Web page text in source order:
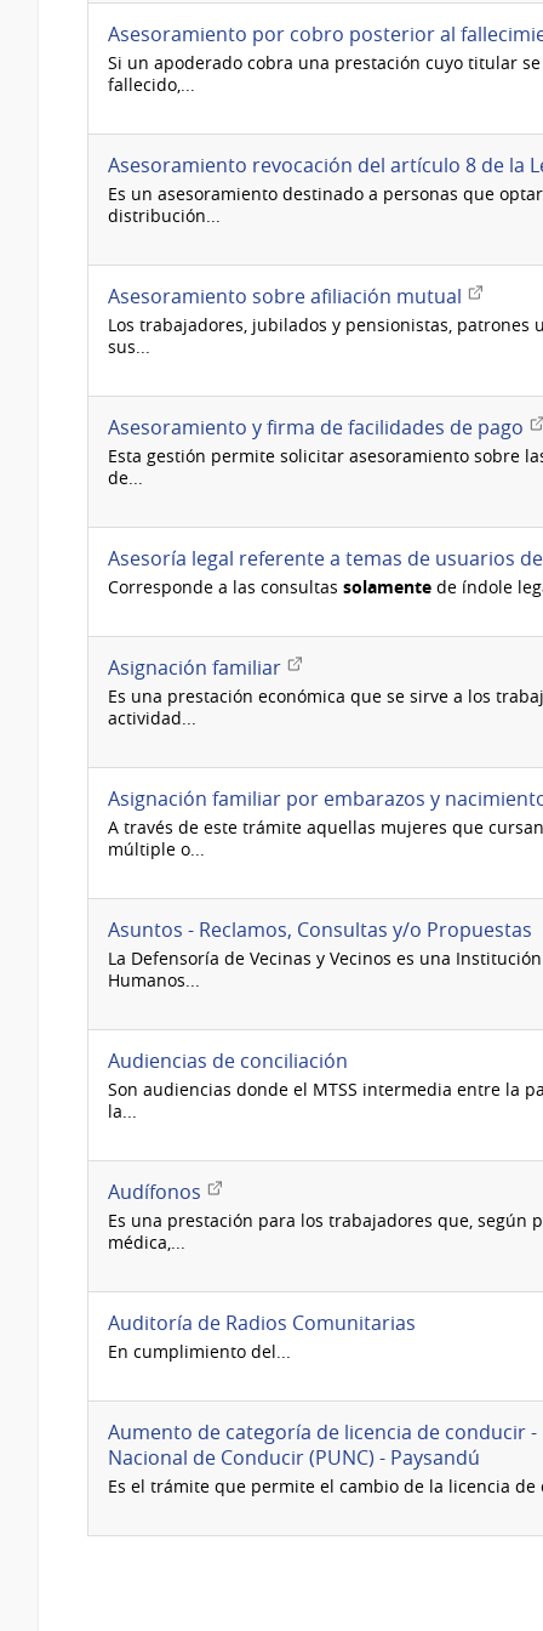
Asesoramiento por cobro posterior al
Si un apoderado cobra una prestación cuyo titular
fallecido,...
Asesoramiento revocación del artículo 8 de la
Es un asesoramiento destinado a personas que
distribución...
Asesoramiento sobre afiliación mutual Enlace
externo
Los trabajadores, jubilados y pensionistas, patrones
sus...
Asesoramiento y firma de facilidades de pago
Esta gestión permite solicitar asesoramiento sobre
de...
Asesoría legal referente a temas de usuarios
Corresponde a las consultas solamente de índole
Asignación familiarEnlace
externo
Es una prestación económica que se sirve a los
actividad...
Asignación familiar por embarazos y
A través de este trámite aquellas mujeres que
múltiple o...
Asuntos - Reclamos, Consultas y/o Propuestas
La Defensoría de Vecinas y Vecinos es una
Humanos...
Audiencias de conciliación
Son audiencias donde el MTSS intermedia entre la
la...
Audífonos Enlace
externo
Es una prestación para los trabajadores que, según
médica,...
Auditoría de Radios Comunitarias
En cumplimiento del...
Aumento de categoría de licencia de conducir
Nacional de Conducir (PUNC) - Paysandú
Es el trámite que permite el cambio de la licencia de